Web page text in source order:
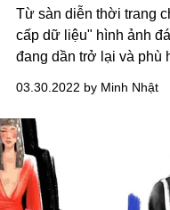
Từ sàn diễn thời trang
cấp dữ liệu" hình ảnh
đang dần trở lại và
03.30.2022 by Minh Nhật